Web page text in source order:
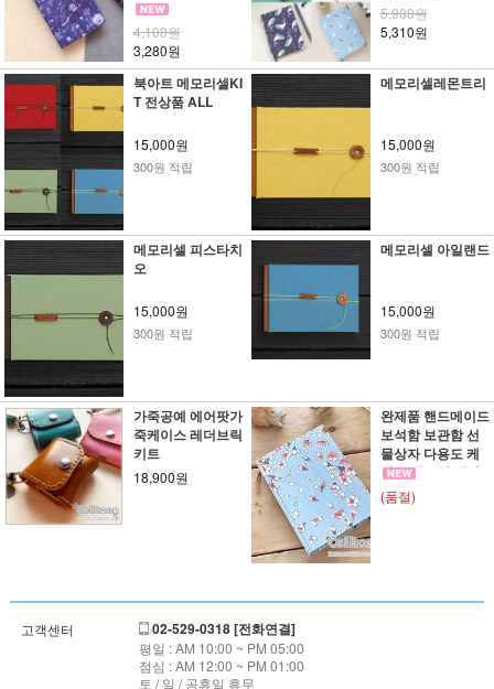
4,100원
3,280원
5,900원
5,310원
북아트 메모리셀KI
T 전상품 ALL
15,000원
300원 적립
메모리셀레몬트리
15,000원
300원 적립
메모리셀 피스타치
오
15,000원
300원 적립
메모리셀 아일랜드
15,000원
300원 적립
가죽공예 에어팟가
죽케이스 레더브릭
키트
18,900원
완제품 핸드메이드
보석함 보관함 선
물상자 다용도 케
이스 패브릭 커버
까또나주 벚꽃 라
이트스틸블루
(품절)
고객센터 02-529-0318 [전화연결]
평일 : AM 10:00 ~ PM 05:00
점심 : AM 12:00 ~ PM 01:00
토 / 일 / 공휴일 휴무